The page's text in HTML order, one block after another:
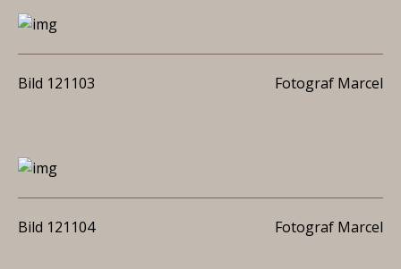
Bild 121103 Fotograf Marcel
Bild 121104 Fotograf Marcel